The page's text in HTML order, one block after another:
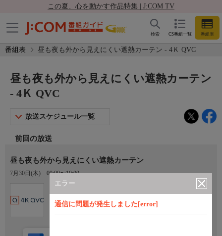
この夏、心を動かす作品特集 | J:COM TV
CS番組一覧 番組表
検索
番組表 昼も夜も外から見えにくい遮熱カーテン - 4Ｋ QVC
エラー
通信に問題が発生しました[error]
昼も夜も外から見えにくい遮熱カーテン
- 4Ｋ QVC
放送スケジュール一覧
前回の放送
昼も夜も外から見えにくい遮熱カーテン
7月30日(木) 09:00〜10:00